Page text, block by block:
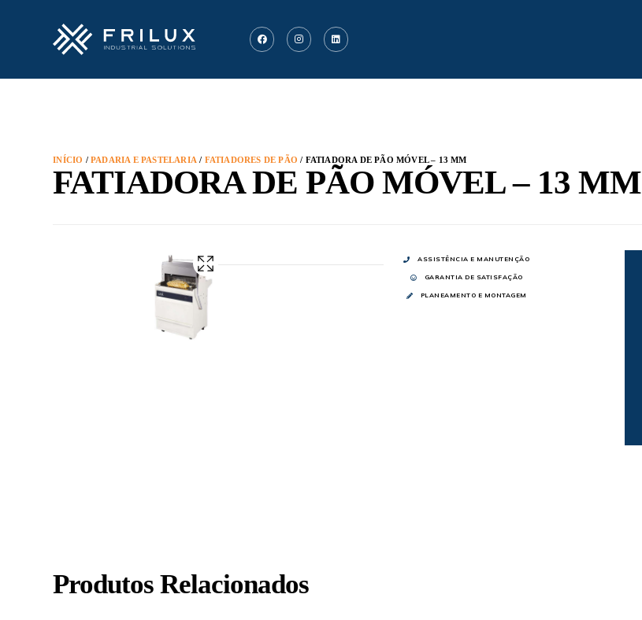
INÍCIO /PADARIA E PASTELARIA / FATIADORES DE PÃO / FATIADORA DE PÃO MÓVEL – 13 MM
FATIADORA DE PÃO MÓVEL – 13 MM
ASSISTÊNCIA E MANUTENÇÃO
GARANTIA DE SATISFAÇÃO
PLANEAMENTO E MONTAGEM
Produtos Relacionados